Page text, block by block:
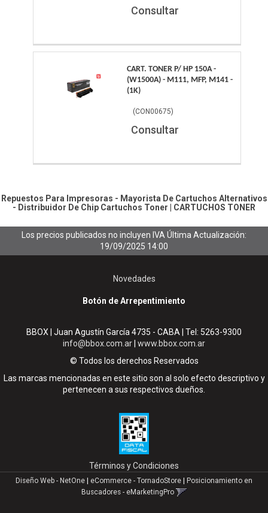
Consultar
CART. TONER P/ HP 150A -
(W1500A) - M111, MFP, M141 -
(1K)
(CON00675)
Consultar
Repuestos Para Impresoras - Mayorista De Cartuchos Alternativos
- Distribuidor De Chip Cartuchos Toner CARTUCHOS TONER
Los precios publicados no incluyen IVAÚltima Actualización:
19/09/2025 14:00
Novedades
Botón de Arrepentimiento
BBOX | Juan Agustín García 4735 - CABA | Tel: 5263-9300
info@bbox.com.ar www.bbox.com.ar
© Todos los derechos Reservados
Las marcas mencionadas en este sitio son al solo efecto descriptivo y
pertenecen a sus respectivos dueños.
Términos y Condiciones
Diseño Web - NetOne | eCommerce - TornadoStore | Posicionamiento en
Buscadores - eMarketingPro